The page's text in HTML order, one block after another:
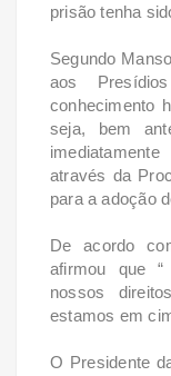
prisão tenha
Segundo
aos
conhecimento
seja, bem
através da
para a adoção
De acordo
afirmou que
nossos
estamos em
O Presidente